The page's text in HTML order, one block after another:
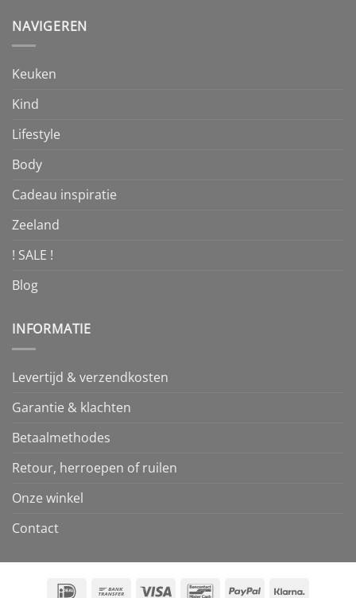
NAVIGEREN
Keuken
Kind
Lifestyle
Body
Cadeau inspiratie
Zeeland
! SALE !
Blog
INFORMATIE
Levertijd & verzendkosten
Garantie & klachten
Betaalmethodes
Retour, herroepen of ruilen
Onze winkel
Contact
IDeal Bank Visa BancontactPayPal